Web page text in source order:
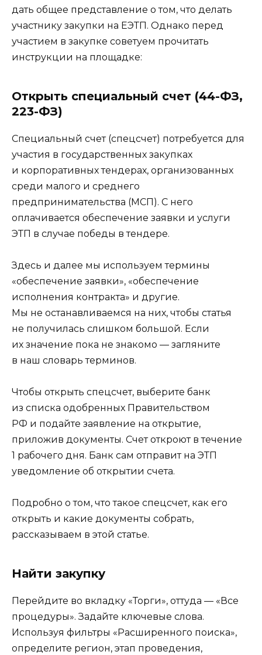
дать общее представление о том, что делать
участнику закупки на ЕЭТП. Однако перед
участием в закупке советуем прочитать
инструкции на площадке:
Открыть специальный счет (44-ФЗ,
223-ФЗ)
Специальный счет (спецсчет) потребуется для
участия в государственных закупках
и корпоративных тендерах, организованных
среди малого и среднего
предпринимательства (МСП). С него
оплачивается обеспечение заявки и услуги
ЭТП в случае победы в тендере.
Здесь и далее мы используем термины
«обеспечение заявки», «обеспечение
исполнения контракта» и другие.
Мы не останавливаемся на них, чтобы статья
не получилась слишком большой. Если
их значение пока не знакомо — загляните
в наш словарь терминов.
Чтобы открыть спецсчет, выберите банк
из списка одобренных Правительством
РФ и подайте заявление на открытие,
приложив документы. Счет откроют в течение
1 рабочего дня. Банк сам отправит на ЭТП
уведомление об открытии счета.
Подробно о том, что такое спецсчет, как его
открыть и какие документы собрать,
рассказываем в этой статье.
Найти закупку
Перейдите во вкладку «Торги», оттуда — «Все
процедуры». Задайте ключевые слова.
Используя фильтры «Расширенного поиска»,
определите регион, этап проведения,